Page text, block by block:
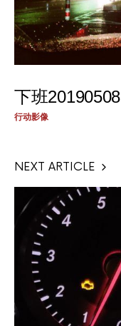
下班20190508
行动影像
NEXT ARTICLE